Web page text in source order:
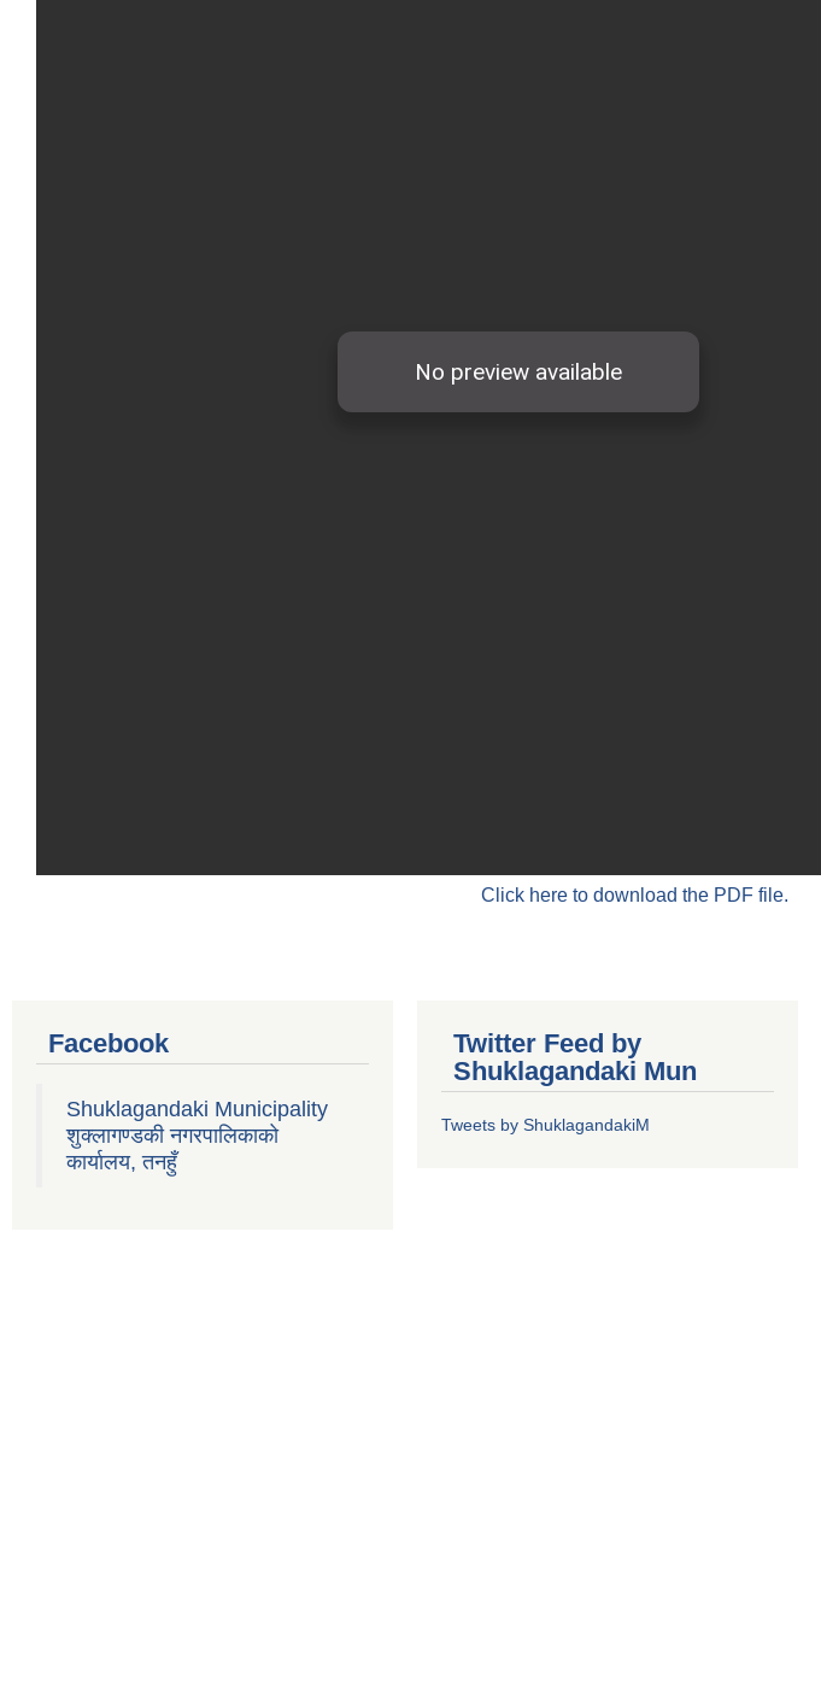
Click here to download the PDF file.
Facebook
Shuklagandaki Municipality
शुक्लागण्डकी नगरपालिकाको
कार्यालय, तनहुँ
Twitter Feed by
Shuklagandaki Mun
Tweets by ShuklagandakiM